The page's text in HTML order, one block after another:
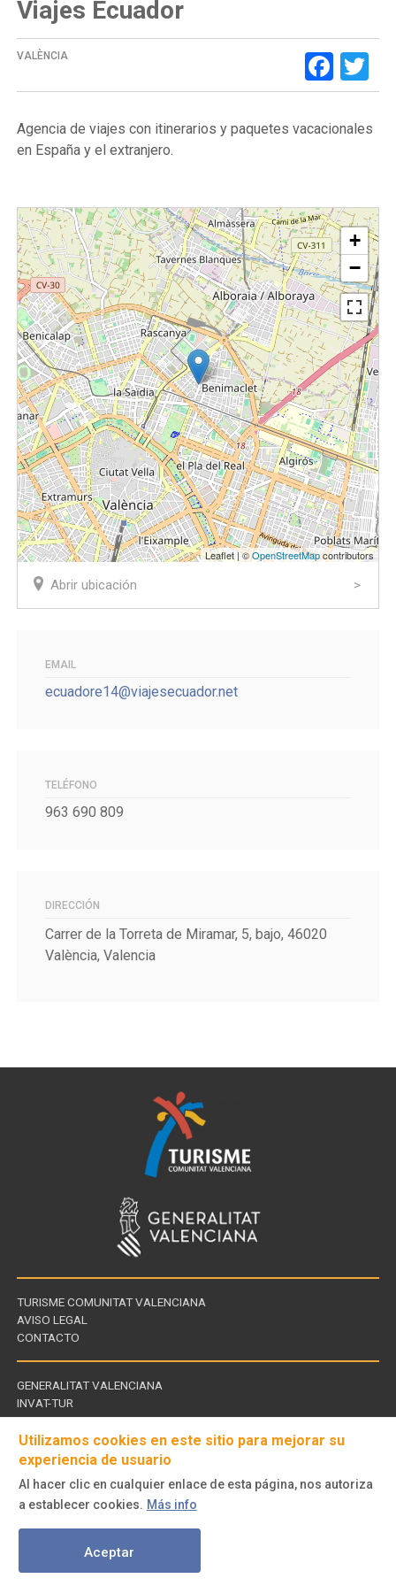
Viajes Ecuador
VALÈNCIA
Agencia de viajes con itinerarios y paquetes vacacionales
en España y el extranjero.
+
−
Leaflet | ©OpenStreetMapcontributors
Abrir ubicación
EMAIL
ecuadore14@viajesecuador.net
TELÉFONO
963 690 809
DIRECCIÓN
Carrer de la Torreta de Miramar, 5, bajo, 46020
València, Valencia
TURISME COMUNITAT VALENCIANA
AVISO LEGAL
CONTACTO
Links
of
interest
GENERALITAT VALENCIANA
INVAT-TUR
CDT - CENTROS DE TURISMO
Follow
© Turisme Comunitat Valenciana. Todos los derechos reservados.
Utilizamos cookies en este sitio para mejorar su
experiencia de usuario
Al hacer clic en cualquier enlace de esta página, nos autoriza
a establecer cookies. Más info
Aceptar